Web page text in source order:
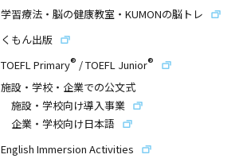
学習療法・脳の健康教室・KUMONの脳トレ
くもん出版
TOEFL Primary® /TOEFL Junior®
施設・学校・企業での公文式
施設・学校向け導入事業
企業・学校向け日本語
English Immersion Activities